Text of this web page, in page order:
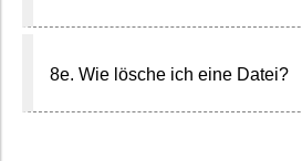
8e. Wie lösche ich eine Datei?